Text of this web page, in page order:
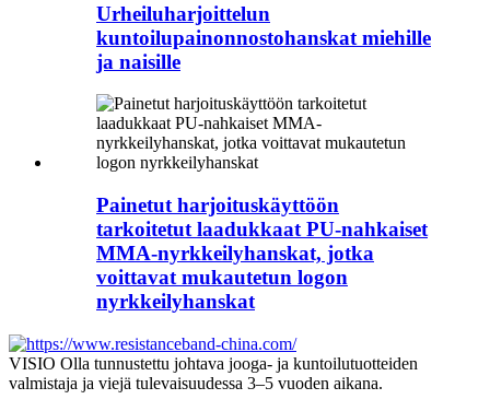
Urheiluharjoittelun
kuntoilupainonnostohanskat miehille
ja naisille
Painetut harjoituskäyttöön
tarkoitetut laadukkaat PU-nahkaiset
MMA-nyrkkeilyhanskat, jotka
voittavat mukautetun logon
nyrkkeilyhanskat
VISIO Olla tunnustettu johtava jooga- ja kuntoilutuotteiden
valmistaja ja viejä tulevaisuudessa 3–5 vuoden aikana.